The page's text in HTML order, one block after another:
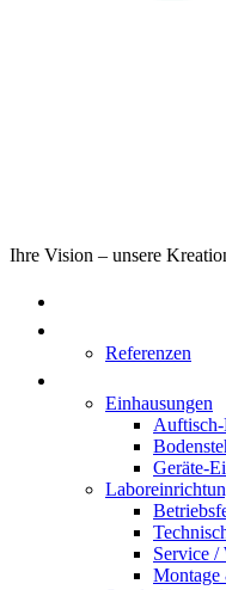
Ihre Vision – unsere
Referenzen
Einhausungen
Auftisch-
Geräte-
Service /
Montage